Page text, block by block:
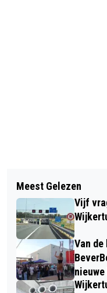
LEZING BAS
JAREN HEEN”
NATIONALE
BIBLIOTHEEK
Meest Gelezen
Vijf
Van